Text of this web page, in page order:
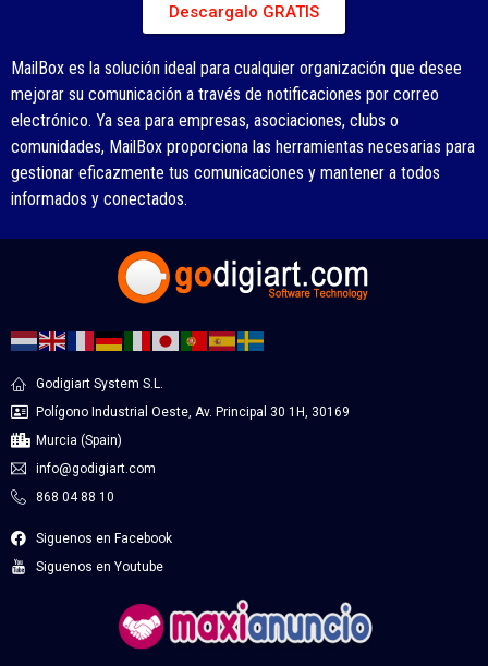
Descargalo GRATIS
MailBox es la solución ideal para cualquier organización que desee
mejorar su comunicación a través de notificaciones por correo
electrónico. Ya sea para empresas, asociaciones, clubs o
comunidades, MailBox proporciona las herramientas necesarias para
gestionar eficazmente tus comunicaciones y mantener a todos
informados y conectados.
Godigiart System S.L.
Polígono Industrial Oeste, Av. Principal 30 1H, 30169
Murcia (Spain)
info@godigiart.com
868 04 88 10
Siguenos en Facebook
Siguenos en Youtube